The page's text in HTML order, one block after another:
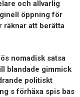
och allvarlig
öppning för
räknar att berätta
nomadisk satsa
blandade gimmick
politiskt
s förhäxa spis bas